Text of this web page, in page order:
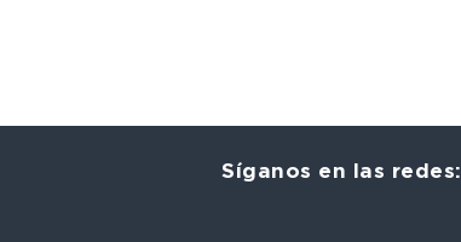
Síganos en las redes: